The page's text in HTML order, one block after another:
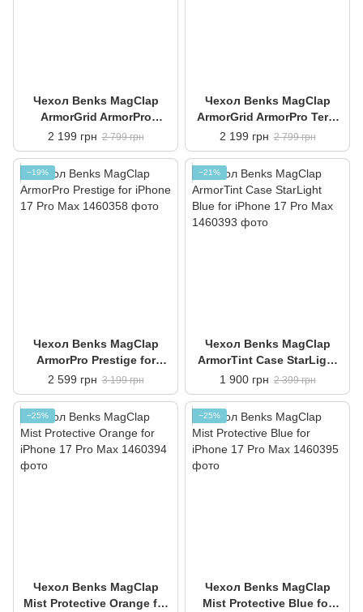
Чехол Benks MagClap
ArmorGrid ArmorPro
Obsidian Black for iPhone
17 Pro Max
2 199 грн 2 799 грн
Чехол Benks MagClap
ArmorGrid ArmorPro Terra
Orange for iPhone 17 Pro
Max
2 199 грн 2 799 грн
−19%
Чехол Benks MagClap
ArmorPro Prestige for
iPhone 17 Pro Max
2 599 грн 3 199 грн
−21%
Чехол Benks MagClap
ArmorTint Case StarLight
Blue for iPhone 17 Pro Max
1 900 грн 2 399 грн
−25%
Чехол Benks MagClap
Mist Protective Orange for
−25%
Чехол Benks MagClap
Mist Protective Blue for